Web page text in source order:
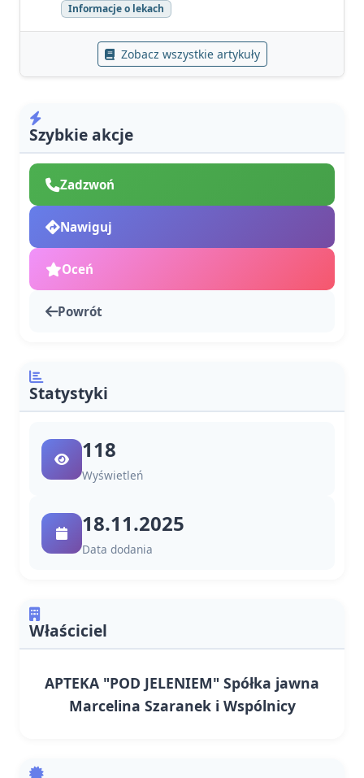
Informacje o lekach
Zobacz wszystkie artykuły
Szybkie akcje
Zadzwoń
Nawiguj
Oceń
Powrót
Statystyki
118
Wyświetleń
18.11.2025
Data dodania
Właściciel
APTEKA "POD JELENIEM" Spółka jawna
Marcelina Szaranek i Wspólnicy